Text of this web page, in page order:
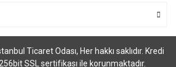
Ticaret Odası, Her hakkı saklıdır. Kredi
SSL sertifikası ile korunmaktadır.